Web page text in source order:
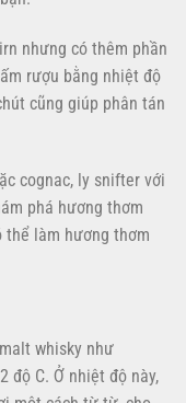
nhưng có thêm phần
rượu bằng nhiệt độ
cũng giúp phân tán
cognac, ly snifter với
phá hương thơm
thể làm hương thơm
whisky như
độ C. Ở nhiệt độ này,